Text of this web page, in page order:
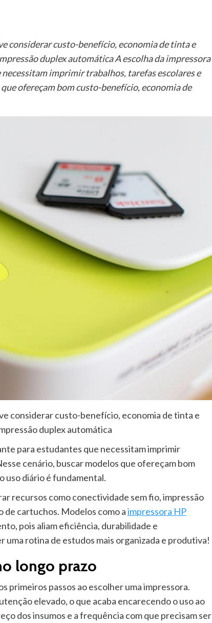
considerar custo-benefício, economia de tinta e
duplex automática A escolha da impressora
imprimir trabalhos, tarefas escolares e
ofereçam bom custo-benefício, economia de
considerar custo-benefício, economia de tinta e
duplex automática
para estudantes que necessitam imprimir
cenário, buscar modelos que ofereçam bom
uso diário é fundamental.
recursos como conectividade sem fio, impressão
cartuchos. Modelos como aimpressora HP
pois aliam eficiência, durabilidade e
uma rotina de estudos mais organizada e produtiva!
longo prazo
primeiros passos ao escolher uma impressora.
elevado, o que acaba encarecendo o uso ao
dos insumos e a frequência com que precisam ser